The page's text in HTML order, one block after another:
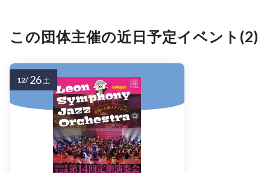
この団体主催の近日予定イベント(2)
12/ 26土